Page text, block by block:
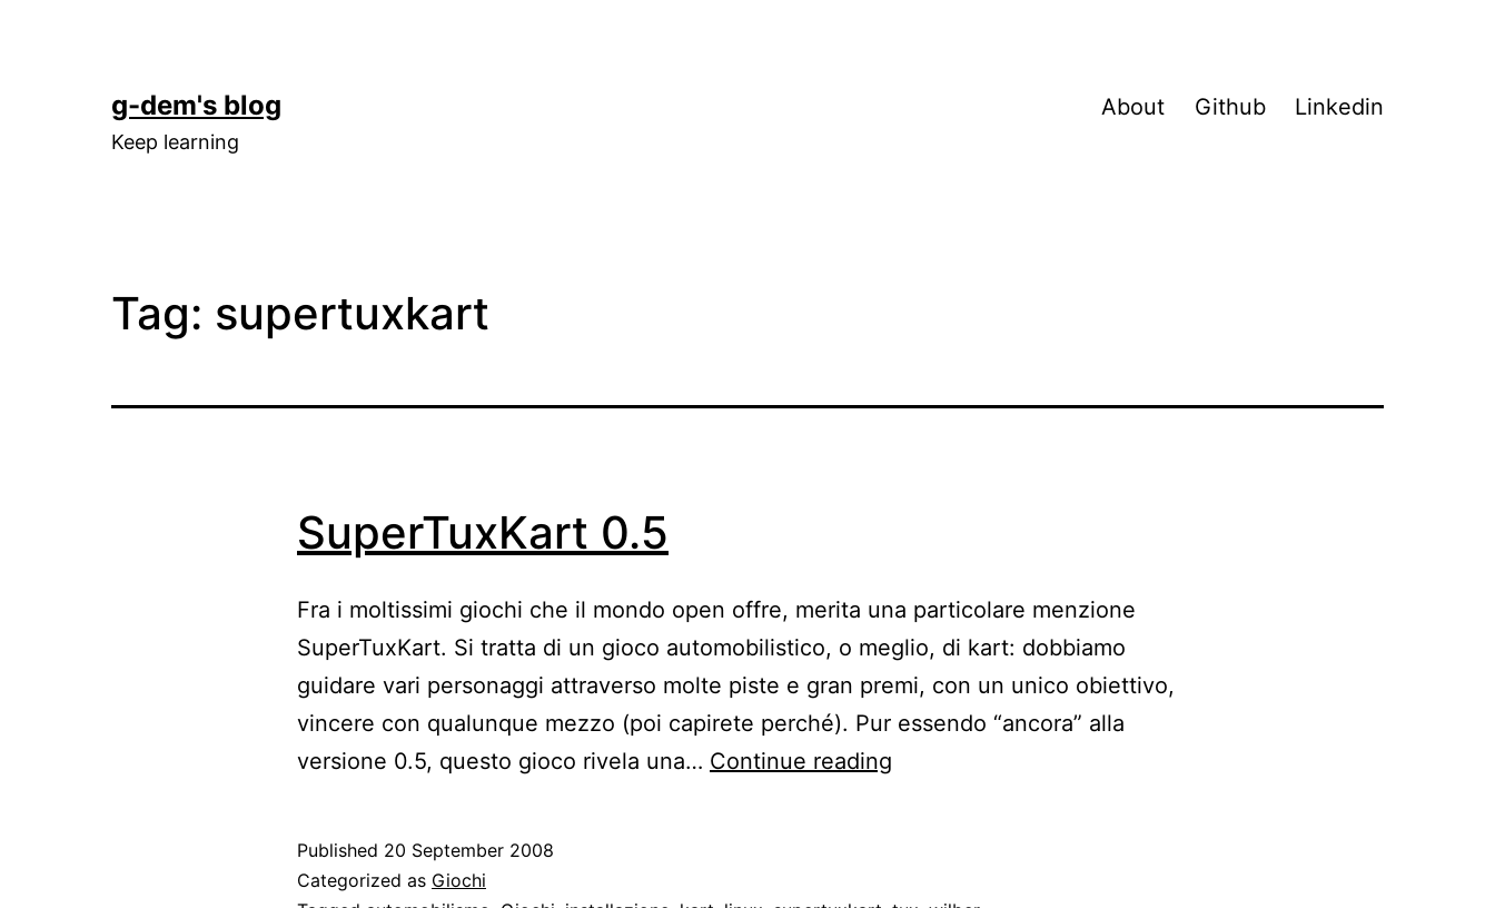
g-dem's blog
Keep learning
About Github Linkedin
Tag: supertuxkart
SuperTuxKart 0.5
Fra i moltissimi giochi che il mondo open offre, merita una particolare menzione
SuperTuxKart. Si tratta di un gioco automobilistico, o meglio, di kart: dobbiamo
guidare vari personaggi attraverso molte piste e gran premi, con un unico obiettivo,
vincere con qualunque mezzo (poi capirete perché). Pur essendo “ancora” alla
versione 0.5, questo gioco rivela una… Continue reading
Published 20 September 2008
Categorized as Giochi